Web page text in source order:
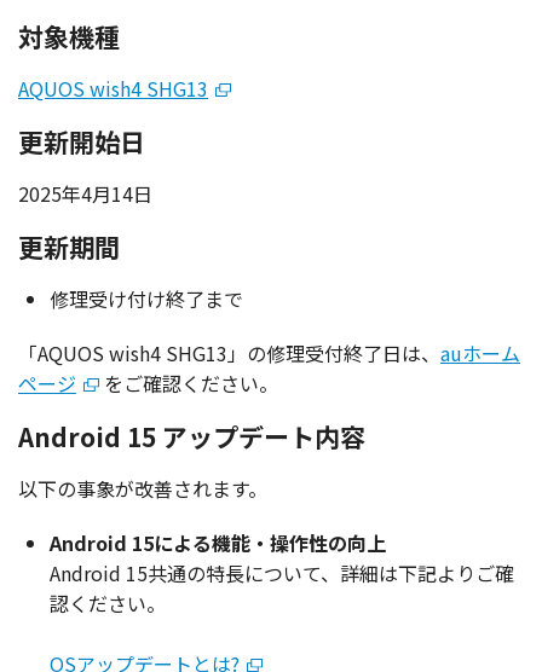
対象機種
AQUOS wish4 SHG13
更新開始日
2025年4月14日
更新期間
修理受け付け終了まで
「AQUOS wish4 SHG13」の修理受付終了日は、 auホーム
ページ
をご確認ください。
Android 15 アップデート内容
以下の事象が改善されます。
Android 15による機能・操作性の向上
Android 15共通の特長について、詳細は下記よりご確
認ください。
OSアップデートとは?